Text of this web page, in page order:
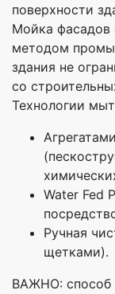
поверхности
Мойка фасадов
методом
здания не
со
Технологии
Water Fed
Ручная
щетками).
ВАЖНО: способ